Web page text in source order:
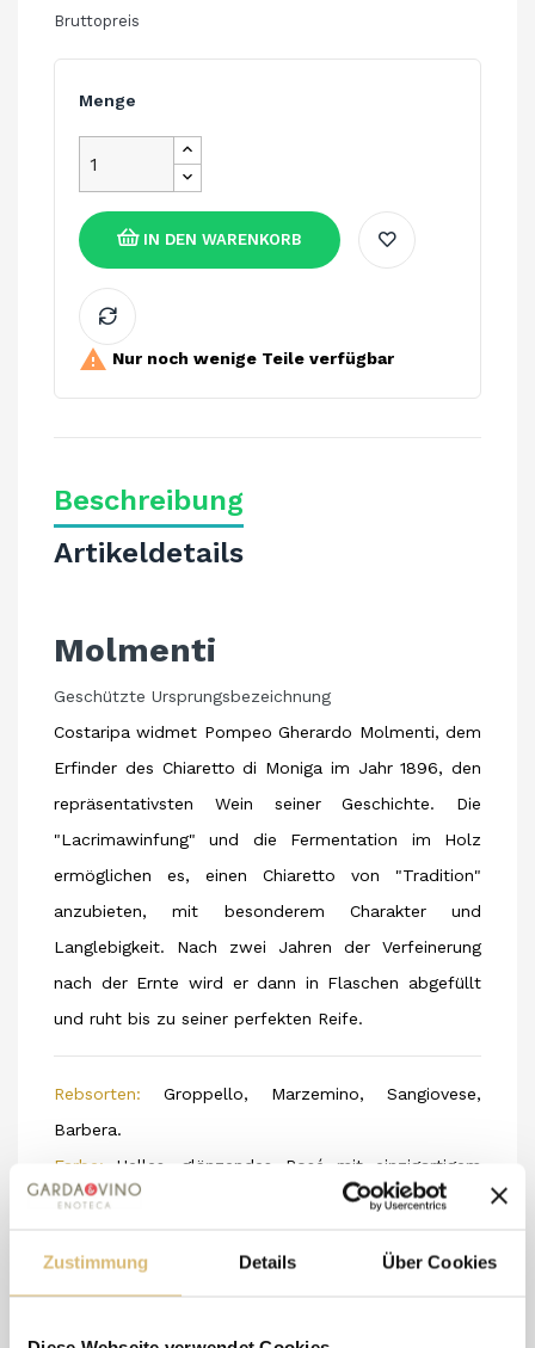
Zustimmung Details Über Cookies
Bruttopreis
Menge
IN DEN WARENKORB
 Nur noch wenige Teile verfügbar
Beschreibung
Artikeldetails
Molmenti
Geschützte Ursprungsbezeichnung
Costaripa widmet Pompeo Gherardo Molmenti, dem
Erfinder des Chiaretto di Moniga im Jahr 1896, den
repräsentativsten Wein seiner Geschichte. Die
"Lacrimawinfung" und die Fermentation im Holz
ermöglichen es, einen Chiaretto von "Tradition"
anzubieten, mit besonderem Charakter und
Langlebigkeit. Nach zwei Jahren der Verfeinerung
nach der Ernte wird er dann in Flaschen abgefüllt
und ruht bis zu seiner perfekten Reife.
Rebsorten: Groppello, Marzemino, Sangiovese,
Barbera.
Farbe: Helles, glänzendes Rosé mit einzigartigem
Charakter und sanften Pfirsichreflexen.
weißen Blumen und kleinen roten Früchten. Im